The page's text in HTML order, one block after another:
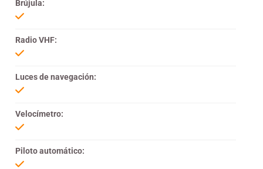
Brújula:
Radio VHF:
Luces de navegación:
Velocímetro:
Piloto automático: